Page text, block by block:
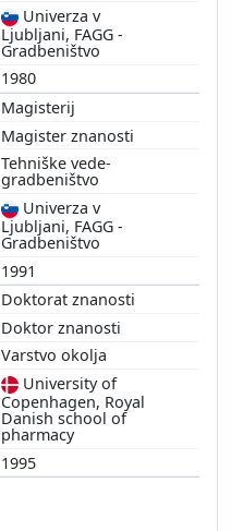
Univerza v
Ljubljani, FAGG -
Gradbeništvo
1980
Magisterij
Magister znanosti
Tehniške vede-
gradbeništvo
Univerza v
Ljubljani, FAGG -
Gradbeništvo
1991
Doktorat znanosti
Doktor znanosti
Varstvo okolja
University of
Copenhagen, Royal
Danish school of
pharmacy
1995